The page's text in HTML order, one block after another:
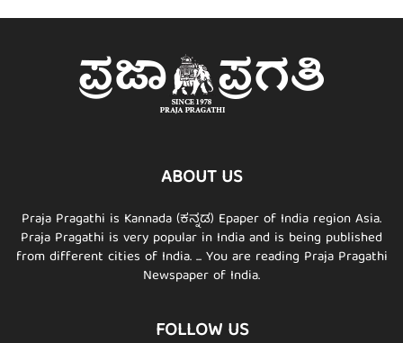
ABOUT US
Praja Pragathi is Kannada (ಕನ್ನಡ) Epaper of India region Asia.
Praja Pragathi is very popular in India and is being published
from different cities of India. ... You are reading Praja Pragathi
Newspaper of India.
FOLLOW US